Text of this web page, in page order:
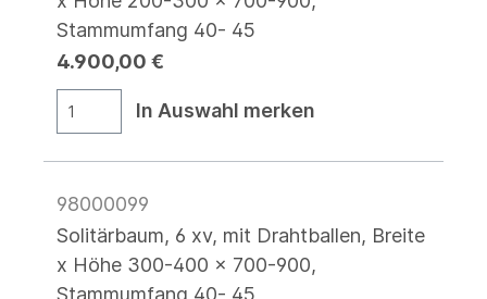
Stammumfang 40- 45
4.900,00 €
In Auswahl merken
98000099
Solitärbaum, 6 xv, mit Drahtballen, Breite
x Höhe 300-400 x 700-900,
Stammumfang 40- 45